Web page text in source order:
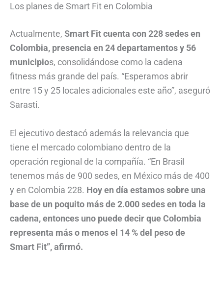
Los planes de Smart Fit en Colombia
Actualmente, Smart Fit cuenta con 228 sedes en
Colombia, presencia en 24 departamentos y 56
municipios, consolidándose como la cadena
fitness más grande del país. “Esperamos abrir
entre 15 y 25 locales adicionales este año”, aseguró
Sarasti.
El ejecutivo destacó además la relevancia que
tiene el mercado colombiano dentro de la
operación regional de la compañía. “En Brasil
tenemos más de 900 sedes, en México más de 400
y en Colombia 228. Hoy en día estamos sobre una
base de un poquito más de 2.000 sedes en toda la
cadena, entonces uno puede decir que Colombia
representa más o menos el 14 % del peso de
Smart Fit”, afirmó.